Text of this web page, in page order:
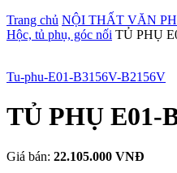
Trang chủ NỘI THẤT VĂN
Hộc, tủ phụ, góc nối TỦ PHỤ
Tu-phu-E01-B3156V-B2156V
TỦ PHỤ E01-
Giá bán: 22.105.000 VNĐ